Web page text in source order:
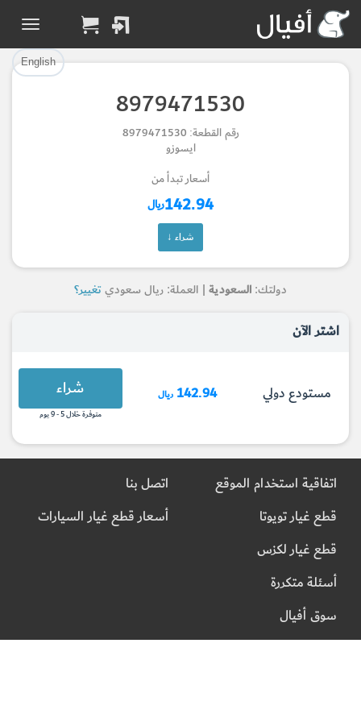
English
8979471530
رقم القطعة: 8979471530
ايسوزو
أسعار تبدأ من
142.94ريال
شراء ↓
دولتك: السعودية | العملة: ريال سعوديتغيير؟
اشتر الآن
مستودع دولي 142.94 ريال شراء
متوفرة خلال 5 - 9 يوم
تم إضافة القطعة بنجاح.
الرجوع لصفحة البحث
Part Successfully
Selected
Return to Search Page
تم إضافة القطعة للسلة بنجاح.
إتمام عملية الشراء
Part Added to Cart
Checkout
اتفاقية استخدام الموقع
قطع غيار تويوتا
قطع غيار لكزس
أسئلة متكررة
سوق أفيال
اتصل بنا
أسعار قطع غيار السيارات